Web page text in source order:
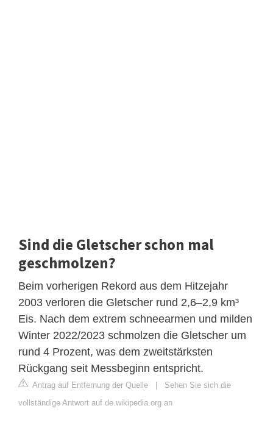
Sind die Gletscher schon mal
geschmolzen?
Beim vorherigen Rekord aus dem Hitzejahr
2003 verloren die Gletscher rund 2,6–2,9 km³
Eis. Nach dem extrem schneearmen und milden
Winter 2022/2023 schmolzen die Gletscher um
rund 4 Prozent, was dem zweitstärksten
Rückgang seit Messbeginn entspricht.
Antrag auf Entfernung der Quelle | Sehen Sie sich die
vollständige Antwort auf de.wikipedia.org an